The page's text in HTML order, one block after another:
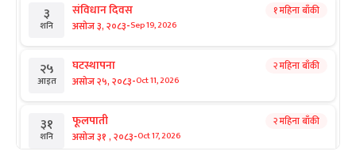
३
शनि
संविधान दिवस
असोज ३, २०८३-Sep 19, 2026
१ महिना बाँकी
२५
आइत
घटस्थापना
असोज २५, २०८३-Oct 11, 2026
२ महिना बाँकी
३१
शनि
फूलपाती
असोज ३१ , २०८३-Oct 17, 2026
२ महिना बाँकी